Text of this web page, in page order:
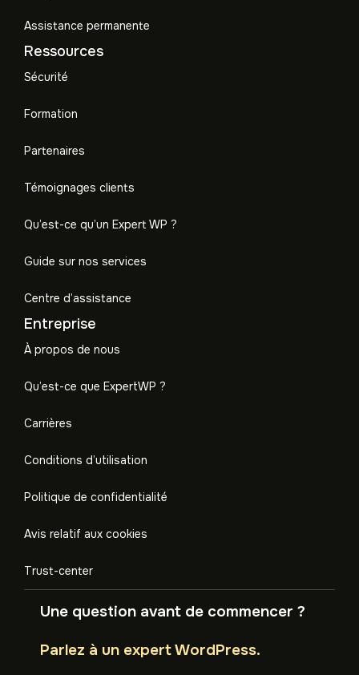
Assistance permanente
Ressources
Sécurité
Formation
Partenaires
Témoignages clients
Qu’est-ce qu’un Expert WP ?
Guide sur nos services
Centre d’assistance
Entreprise
À propos de nous
Qu’est-ce que ExpertWP ?
Carrières
Conditions d’utilisation
Politique de confidentialité
Avis relatif aux cookies
Trust-center
Une question avant de commencer ?
Parlez à un expert WordPress.